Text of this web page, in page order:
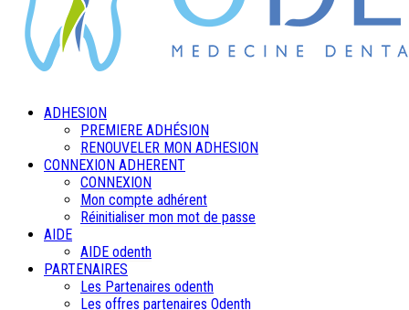
ADHESION
PREMIERE ADHÉSION
RENOUVELER MON ADHESION
CONNEXION ADHERENT
CONNEXION
Mon compte adhérent
Réinitialiser mon mot de passe
AIDE
AIDE odenth
PARTENAIRES
Les Partenaires odenth
Les offres partenaires Odenth